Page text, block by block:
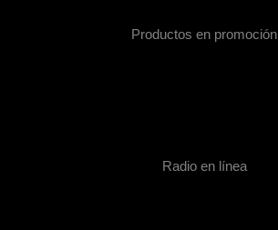
Productos en promoción
Radio en línea